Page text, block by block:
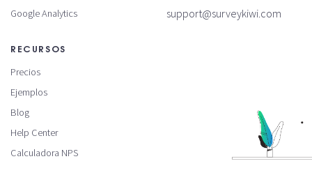
Google Analytics
RECURSOS
Precios
Ejemplos
Blog
Help Center
Calculadora NPS
support@surveykiwi.com